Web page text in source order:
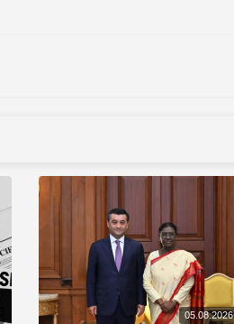
05.08.2026